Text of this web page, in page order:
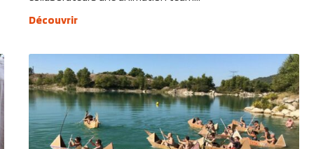
Découvrir